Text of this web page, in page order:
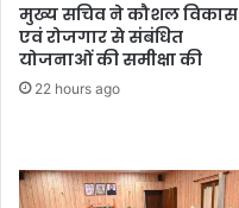
मुख्य सचिव ने कौशल विकास
एवं रोजगार से संबंधित
योजनाओं की समीक्षा की
22 hours ago